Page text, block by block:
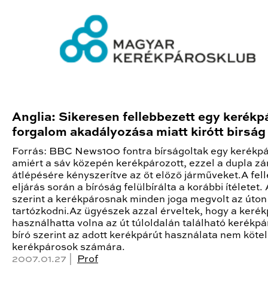
Anglia: Sikeresen fellebbezett egy
forgalom akadályozása miatt kirótt birság
Forrás: BBC News100 fontra bírságoltak egy
amiért a sáv közepén kerékpározott, ezzel a dupla
átlépésére kényszerítve az őt előző járműveket.A
eljárás során a bíróság felülbírálta a korábbi ítéletet.
szerint a kerékpárosnak minden joga megvolt az úton
tartózkodni.Az ügyészek azzal érveltek, hogy a
használhatta volna az út túloldalán található
bíró szerint az adott kerékpárút használata nem
kerékpárosok számára.
2007.01.27 |
Prof